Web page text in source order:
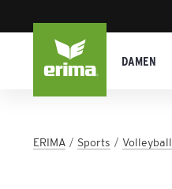
DAMEN
ERIMA Sports Volleyball